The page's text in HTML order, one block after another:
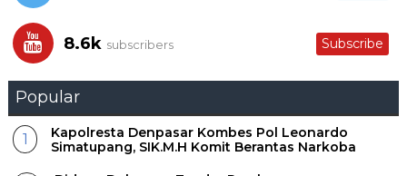
8.6k subscribers Subscribe
Popular
Kapolresta Denpasar Kombes Pol Leonardo
Simatupang, SIK.M.H Komit Berantas Narkoba